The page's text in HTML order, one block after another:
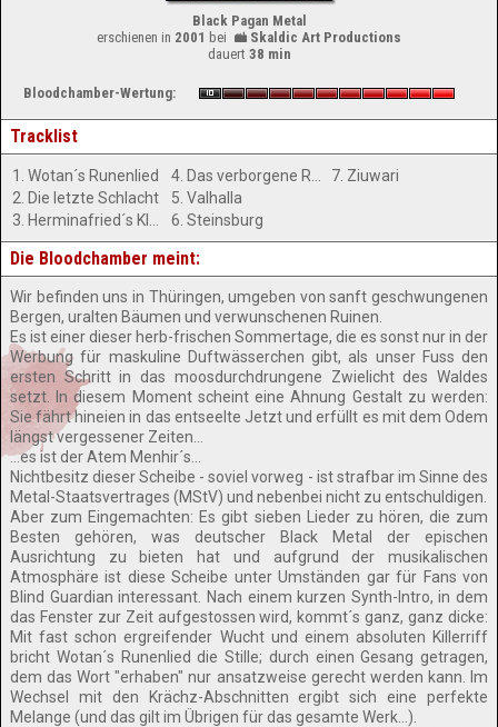
Black Pagan Metal
erschienen in 2001 bei
Skaldic Art Productions
dauert 38 min
Bloodchamber-Wertung:
Tracklist
1. Wotan´s Runenlied
2. Die letzte Schlacht
5. Valhalla
6. Steinsburg
7. Ziuwari
Die Bloodchamber meint:
Wir befinden uns in Thüringen, umgeben von sanft geschwungenen
Bergen, uralten Bäumen und verwunschenen Ruinen.
Es ist einer dieser herb-frischen Sommertage, die es sonst nur in der
Werbung für maskuline Duftwässerchen gibt, als unser Fuss den
ersten Schritt in das moosdurchdrungene Zwielicht des Waldes
setzt. In diesem Moment scheint eine Ahnung Gestalt zu werden:
Sie fährt hineien in das entseelte Jetzt und erfüllt es mit dem Odem
längst vergessener Zeiten...
...es ist der Atem Menhir´s...
Nichtbesitz dieser Scheibe - soviel vorweg - ist strafbar im Sinne des
Metal-Staatsvertrages (MStV) und nebenbei nicht zu entschuldigen.
Aber zum Eingemachten: Es gibt sieben Lieder zu hören, die zum
Besten gehören, was deutscher Black Metal der epischen
Ausrichtung zu bieten hat und aufgrund der musikalischen
Atmosphäre ist diese Scheibe unter Umständen gar für Fans von
Blind Guardian interessant. Nach einem kurzen Synth-Intro, in dem
das Fenster zur Zeit aufgestossen wird, kommt´s ganz, ganz dicke:
Mit fast schon ergreifender Wucht und einem absoluten Killerriff
bricht Wotan´s Runenlied die Stille; durch einen Gesang getragen,
dem das Wort "erhaben" nur ansatzweise gerecht werden kann. Im
Wechsel mit den Krächz-Abschnitten ergibt sich eine perfekte
Melange (und das gilt im Übrigen für das gesamte Werk...).